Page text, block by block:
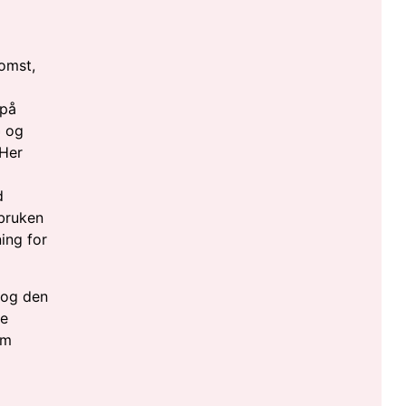
og
for
den